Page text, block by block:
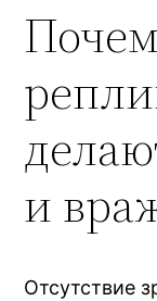
и
Отсутствие